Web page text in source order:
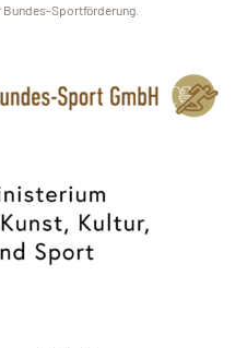
Bundes-Sportförderung.